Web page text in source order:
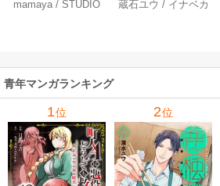
なってくれません
mamaya /STUDIO
3巻
蔵石ユウ / イナベカ
青年マンガランキング
1位 2位